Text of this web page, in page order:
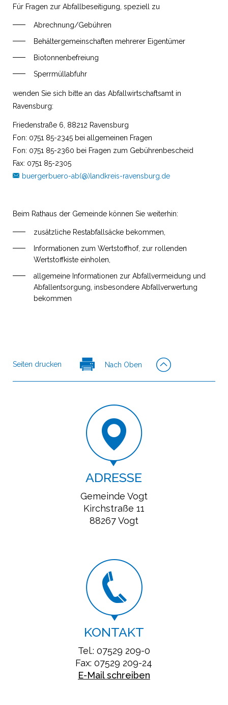
Für Fragen zur Abfallbeseitigung, speziell zu
Abrechnung/Gebühren
Behältergemeinschaften mehrerer Eigentümer
Biotonnenbefreiung
Sperrmüllabfuhr
wenden Sie sich bitte an das Abfallwirtschaftsamt in
Ravensburg:
Friedenstraße 6, 88212 Ravensburg
Fon: 0751 85-2345 bei allgemeinen Fragen
Fon: 0751 85-2360 bei Fragen zum Gebührenbescheid
Fax: 0751 85-2305
buergerbuero-ab(@)landkreis-ravensburg.de
Beim Rathaus der Gemeinde können Sie weiterhin:
zusätzliche Restabfallsäcke bekommen,
Informationen zum Wertstoffhof, zur rollenden
Wertstoffkiste einholen,
allgemeine Informationen zur Abfallvermeidung und
Abfallentsorgung, insbesondere Abfallverwertung
bekommen
Seiten drucken Nach Oben
ADRESSE
Gemeinde Vogt
Kirchstraße 11
88267 Vogt
KONTAKT
Tel.: 07529 209-0
Fax: 07529 209-24
E-Mail schreiben